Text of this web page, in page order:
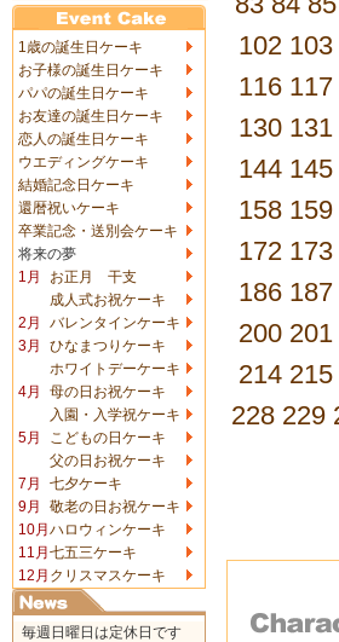
1歳の誕生日ケーキ
お子様の誕生日ケーキ
パパの誕生日ケーキ
お友達の誕生日ケーキ
恋人の誕生日ケーキ
ウエディングケーキ
結婚記念日ケーキ
還暦祝いケーキ
卒業記念・送別会ケーキ
将来の夢
1月
お正月 干支
成人式お祝ケーキ
2月
バレンタインケーキ
3月
ひなまつりケーキ
ホワイトデーケーキ
4月
母の日お祝ケーキ
入園・入学祝ケーキ
5月
こどもの日ケーキ
父の日お祝ケーキ
7月
七夕ケーキ
9月
敬老の日お祝ケーキ
10月 ハロウィンケーキ
11月 七五三ケーキ
12月 クリスマスケーキ
毎週日曜日は定休日です
102 103
116 117
130 131
144 145
158 159
172 173
186 187
200 201
214 215
228 229